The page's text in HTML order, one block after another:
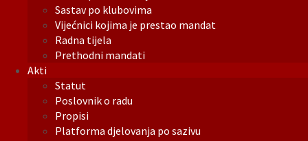
Sastav po klubovima
Vijećnici kojima je prestao mandat
Radna tijela
Prethodni mandati
Akti
Statut
Poslovnik o radu
Propisi
Platforma djelovanja po sazivu